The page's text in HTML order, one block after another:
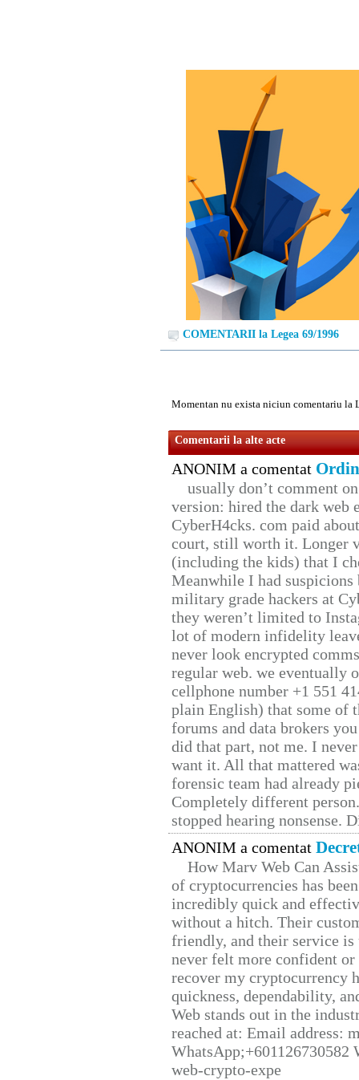
COMENTARII la Legea 69/1996
Momentan nu exista niciun comentariu la
Comentarii la alte acte
ANONIM a comentat
usually don’t comment
version: hired the dark web
CyberH4cks. com paid
court, still worth it. Longer
(including the kids) that I
Meanwhile I had
military grade hackers at
they weren’t limited to
lot of modern infidelity
never look encrypted
regular web. we eventually
cellphone number +1 551
plain English) that some of
forums and data brokers
did that part, not me. I
want it. All that mattered
forensic team had already
Completely different
stopped hearing nonsense.
ANONIM a comentat
How Marv Web Can
of cryptocurrencies has
incredibly quick and
without a hitch. Their
friendly, and their service
never felt more confident
recover my cryptocurrency
quickness, dependability,
Web stands out in the
reached at: Email address:
web-crypto-expe